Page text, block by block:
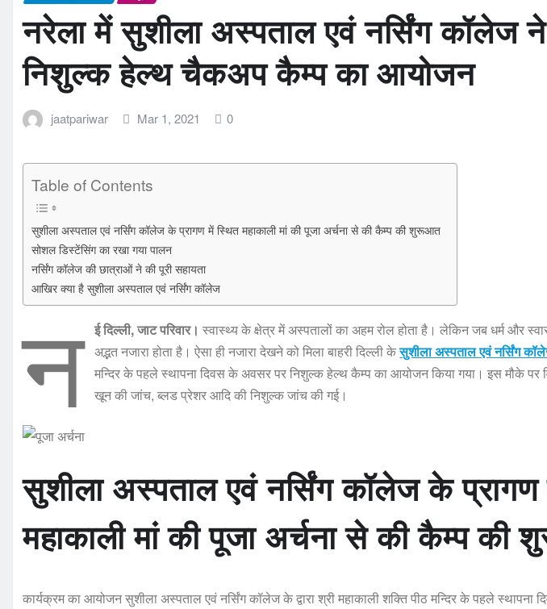
नरेला में सुशीला अस्पताल एवं नर्सिंग कॉलेज
निशुल्क हेल्थ चैकअप कैम्प का आयोजन
jaatpariwar Mar 1, 2021 0
Table of Contents
सुशीला अस्पताल एवं नर्सिंग कॉलेज के प्रागण में स्थित महाकाली मां की पूजा अर्चना से की कैम्प की शुरूआत
सोशल डिस्टेंसिंग का रखा गया पालन
नर्सिंग कॉलेज की छात्राओं ने की पूरी सहायता
आखिर क्या है सुशीला अस्पताल एवं नर्सिंग कॉलेज
न ई दिल्ली, जाट परिवार। स्वास्थ्य के क्षेत्र में अस्पतालों का अहम रोल होता है। लेकिन जब धर्म और
अद्भत नजारा होता है। ऐसा ही नजारा देखने को मिला बाहरी दिल्ली केसुशीला अस्पताल एवं नर्सिंग
मन्दिर के पहले स्थापना दिवस के अवसर पर निशुल्क हेल्थ कैम्प का आयोजन किया गया। इस मौके पर
खून की जांच, ब्लड प्रेशर आदि की निशुल्क जांच की गई।
सुशीला अस्पताल एवं नर्सिंग कॉलेजके प्रागण
महाकाली मां की पूजा अर्चना से की कैम्प
कार्यक्रम का आयोजन सुशीला अस्पताल एवं नर्सिंग कॉलेज के द्वारा श्री महाकाली शक्ति पीठ मन्दिर के पहले